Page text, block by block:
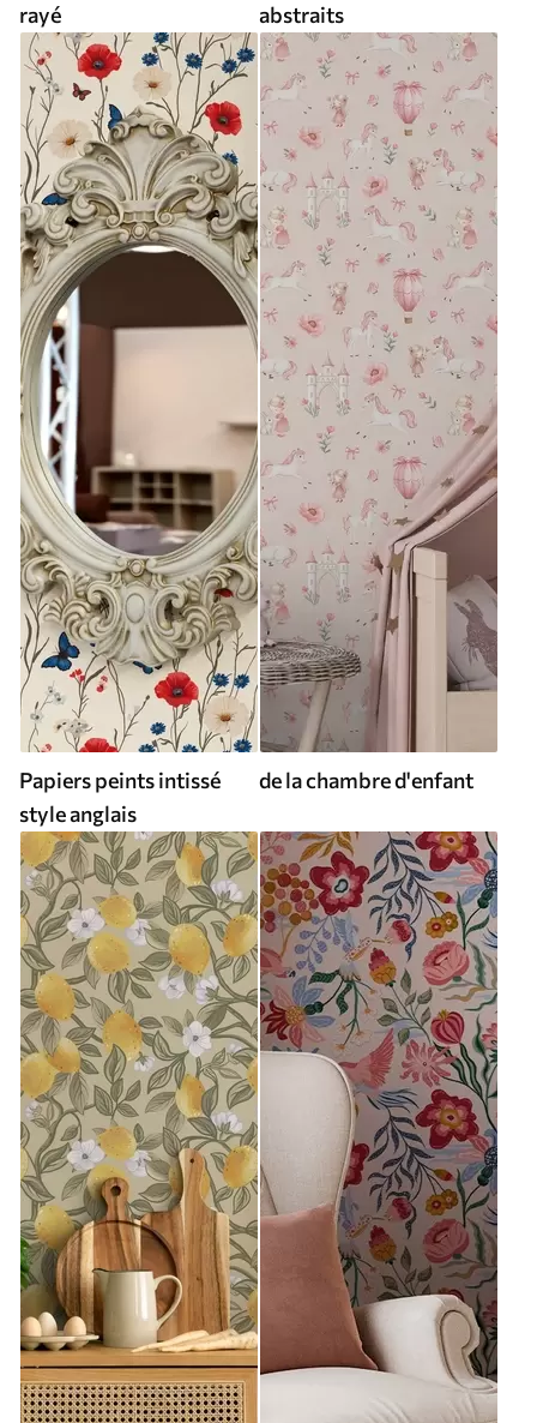
rayé abstraits
Papiers peints intissé
style anglais
de la chambre d'enfant